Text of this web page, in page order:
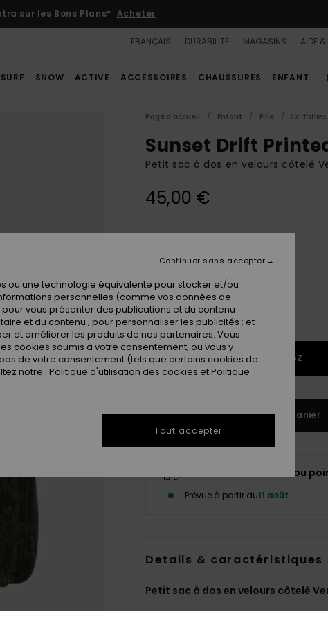
sur les Bons Plans* Acheter
FRANÇAIS DURABILITÉ MAGASINS AIDE
SURF SNOW ACTIVE ACCESSOIRES CHAUSSURES ENFANT
Page d'accueil Enfant Fille Cartables
Sunset Drift
Petit sac à dos en velours côtelé
45,00 €
1SZ
Ajouter au panier
Livraison à domicile ou
Prévue à partir du11 août
Details & caractéristiques
Petit sac à dos en velours côtelé
StyleERJBP05000 Code couleur
ou une technologie équivalente pour stocker et/ou
personnelles (comme vos données de
vous présenter des publications et du contenu
et du contenu ; pour personnaliser les publicités ; et
et améliorer les produits de nos partenaires. Vous
cookies soumis à votre consentement, ou vous y
de votre consentement (tels que certains cookies de
notre : Politique d'utilisation des cookies etPolitique
Continuer sans accepter
Tout accepter